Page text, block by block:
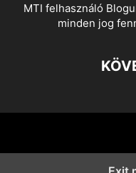
MTI felhasználó
minden jog